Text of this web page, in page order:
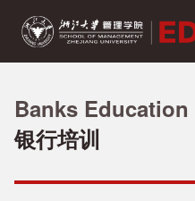
Banks Education
银行培训